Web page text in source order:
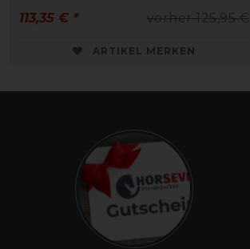
vorher 125,95 €
113,35 € *
ARTIKEL MERKEN